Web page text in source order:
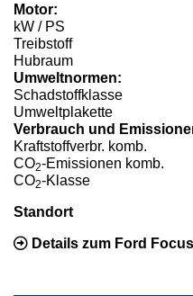
Motor:
kW / PS
Treibstoff
Hubraum
Umweltnormen:
Schadstoffklasse
Umweltplakette
Verbrauch und
Kraftstoffverbr. komb.
CO2-Emissionen komb.
CO2-Klasse
Standort
Details zum Ford